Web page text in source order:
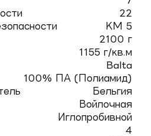
22
КМ 5
2100 г
1155 г/кв.м
Balta
100% ПА (Полиамид)
Бельгия
Войлочная
Иглопробивной
4